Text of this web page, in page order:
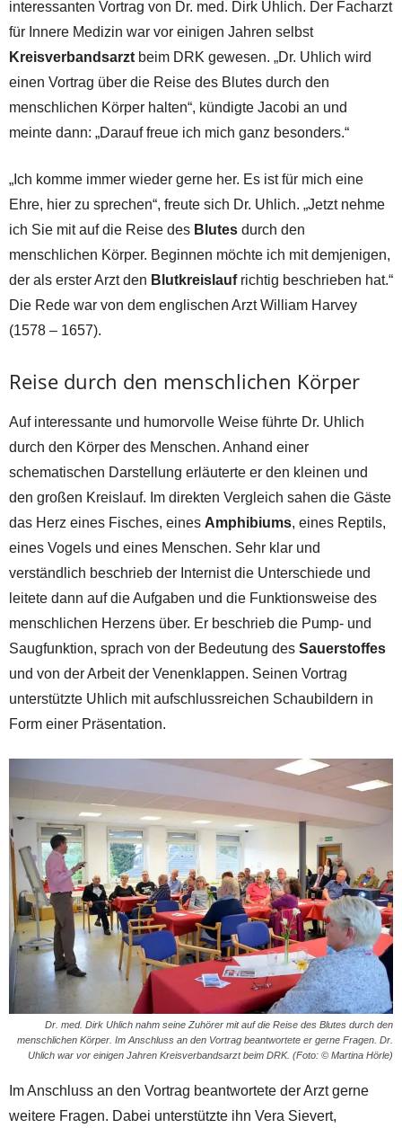
interessanten Vortrag von Dr. med. Dirk Uhlich. Der Facharzt
für Innere Medizin war vor einigen Jahren selbst
Kreisverbandsarzt beim DRK gewesen. „Dr. Uhlich wird
einen Vortrag über die Reise des Blutes durch den
menschlichen Körper halten“, kündigte Jacobi an und
meinte dann: „Darauf freue ich mich ganz besonders.“
„Ich komme immer wieder gerne her. Es ist für mich eine
Ehre, hier zu sprechen“, freute sich Dr. Uhlich. „Jetzt nehme
ich Sie mit auf die Reise des Blutes durch den
menschlichen Körper. Beginnen möchte ich mit demjenigen,
der als erster Arzt den Blutkreislaufrichtig beschrieben hat.“
Die Rede war von dem englischen Arzt William Harvey
(1578 – 1657).
Reise durch den menschlichen Körper
Auf interessante und humorvolle Weise führte Dr. Uhlich
durch den Körper des Menschen. Anhand einer
schematischen Darstellung erläuterte er den kleinen und
den großen Kreislauf. Im direkten Vergleich sahen die Gäste
das Herz eines Fisches, eines Amphibiums, eines Reptils,
eines Vogels und eines Menschen. Sehr klar und
verständlich beschrieb der Internist die Unterschiede und
leitete dann auf die Aufgaben und die Funktionsweise des
menschlichen Herzens über. Er beschrieb die Pump- und
Saugfunktion, sprach von der Bedeutung des Sauerstoffes
und von der Arbeit der Venenklappen. Seinen Vortrag
unterstützte Uhlich mit aufschlussreichen Schaubildern in
Form einer Präsentation.
Dr. med. Dirk Uhlich nahm seine Zuhörer mit auf die Reise des Blutes durch den
menschlichen Körper. Im Anschluss an den Vortrag beantwortete er gerne Fragen. Dr.
Uhlich war vor einigen Jahren Kreisverbandsarzt beim DRK. (Foto: © Martina Hörle)
Im Anschluss an den Vortrag beantwortete der Arzt gerne
weitere Fragen. Dabei unterstützte ihn Vera Sievert,